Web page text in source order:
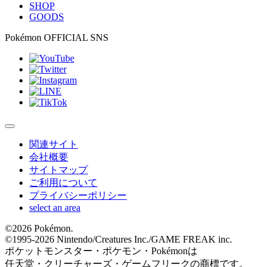
SHOP
GOODS
Pokémon OFFICIAL SNS
関連サイト
会社概要
サイトマップ
ご利用について
プライバシーポリシー
select an area
©2026 Pokémon.
©1995-2026 Nintendo/Creatures Inc./GAME FREAK inc.
ポケットモンスター・ポケモン・Pokémonは
任天堂・クリーチャーズ・ゲームフリークの商標です。